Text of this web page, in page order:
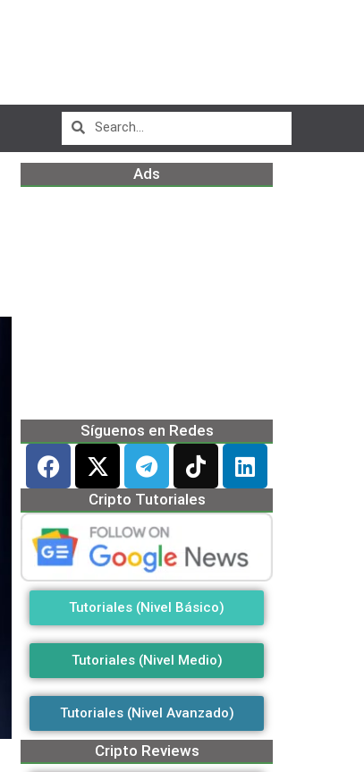
Ads
Síguenos en Redes
Cripto Tutoriales
Tutoriales (Nivel Básico)
Tutoriales (Nivel Medio)
Tutoriales (Nivel Avanzado)
Cripto Reviews